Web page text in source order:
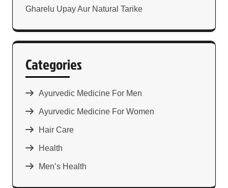
Gharelu Upay Aur Natural Tarike
Categories
Ayurvedic Medicine For Men
Ayurvedic Medicine For Women
Hair Care
Health
Men’s Health